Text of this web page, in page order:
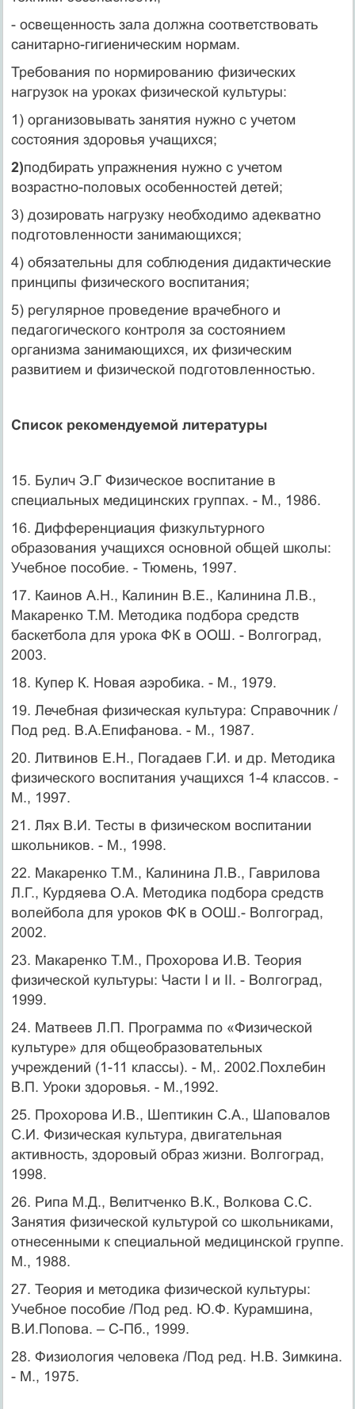
- освещенность зала должна соответствовать
санитарно-гигиеническим нормам.
Требования по нормированию физических
нагрузок на уроках физической культуры:
1) организовывать занятия нужно с учетом
состояния здоровья учащихся;
2)подбирать упражнения нужно с учетом
возрастно-половых особенностей детей;
3) дозировать нагрузку необходимо адекватно
подготовленности занимающихся;
4) обязательны для соблюдения дидактические
принципы физического воспитания;
5) регулярное проведение врачебного и
педагогического контроля за состоянием
организма занимающихся, их физическим
развитием и физической подготовленностью.
Список рекомендуемой литературы
15. Булич Э.Г Физическое воспитание в
специальных медицинских группах. - М., 1986.
16. Дифференциация физкультурного
образования учащихся основной общей школы:
Учебное пособие. - Тюмень, 1997.
17. Каинов А.Н., Калинин В.Е., Калинина Л.В.,
Макаренко Т.М. Методика подбора средств
баскетбола для урока ФК в ООШ. - Волгоград,
2003.
18. Купер К. Новая аэробика. - М., 1979.
19. Лечебная физическая культура: Справочник /
Под ред. В.А.Епифанова. - М., 1987.
20. Литвинов Е.Н., Погадаев Г.И. и др. Методика
физического воспитания учащихся 1-4 классов. -
М., 1997.
21. Лях В.И. Тесты в физическом воспитании
школьников. - М., 1998.
22. Макаренко Т.М., Калинина Л.В., Гаврилова
Л.Г., Курдяева О.А. Методика подбора средств
волейбола для уроков ФК в ООШ.- Волгоград,
2002.
23. Макаренко Т.М., Прохорова И.В. Теория
физической культуры: Части I и II. - Волгоград,
1999.
24. Матвеев Л.П. Программа по «Физической
культуре» для общеобразовательных
учреждений (1-11 классы). - М,. 2002.Похлебин
В.П. Уроки здоровья. - М.,1992.
25. Прохорова И.В., Шептикин С.А., Шаповалов
С.И. Физическая культура, двигательная
активность, здоровый образ жизни. Волгоград,
1998.
26. Рипа М.Д., Велитченко В.К., Волкова С.С.
Занятия физической культурой со школьниками,
отнесенными к специальной медицинской группе.
М., 1988.
27. Теория и методика физической культуры:
Учебное пособие /Под ред. Ю.Ф. Курамшина,
В.И.Попова. – С-Пб., 1999.
28. Физиология человека /Под ред. Н.В. Зимкина.
- М., 1975.